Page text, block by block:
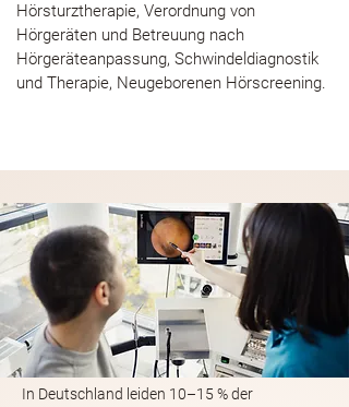
Hörsturztherapie, Verordnung von
Hörgeräten und Betreuung nach
Hörgeräteanpassung, Schwindeldiagnostik
und Therapie, Neugeborenen Hörscreening.
Erkrankungen der
Nasennebenhöhlen
In Deutschland leiden 10–15 % der